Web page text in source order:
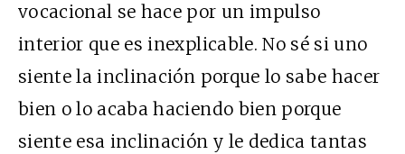
vocacional se hace por un impulso
interior que es inexplicable. No sé si uno
siente la inclinación porque lo sabe hacer
bien o lo acaba haciendo bien porque
siente esa inclinación y le dedica tantas